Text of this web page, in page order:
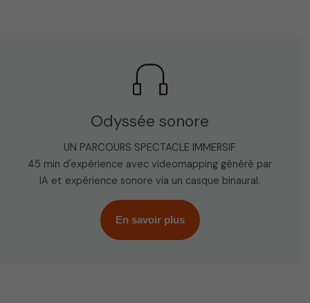
Odyssée sonore
UN PARCOURS SPECTACLE IMMERSIF
45 min d'expérience avec videomapping généré par
IA et expérience sonore via un casque binaural.
En savoir plus